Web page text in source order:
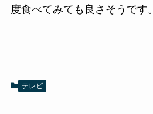
度食べてみても良さそうです。
テレビ